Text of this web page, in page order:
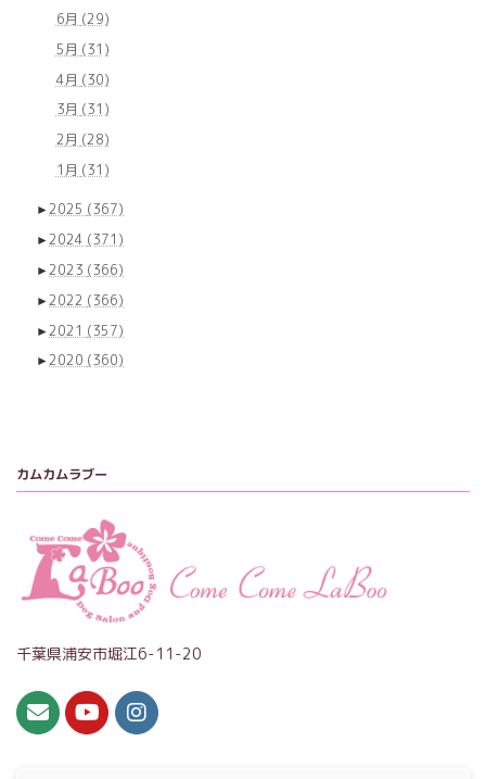
6月 (29)
5月 (31)
4月 (30)
3月 (31)
2月 (28)
1月 (31)
►2025 (367)
►2024 (371)
►2023 (366)
►2022 (366)
►2021 (357)
►2020 (360)
カムカムラブー
千葉県浦安市堀江6-11-20